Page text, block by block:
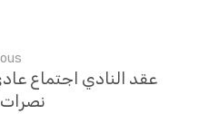
عقد النادي اجتماع
نصرات